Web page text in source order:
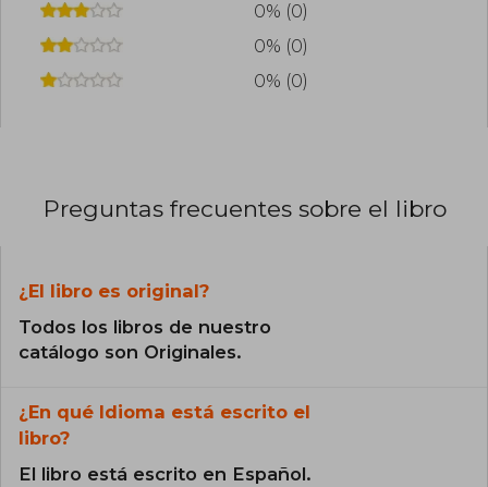
0% (0)
0% (0)
0% (0)
Preguntas frecuentes sobre el libro
¿El libro es original?
Todos los libros de nuestro
catálogo son Originales.
¿En qué Idioma está escrito el
libro?
El libro está escrito en Español.